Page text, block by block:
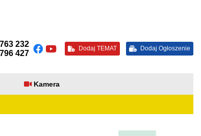
232
427
Dodaj TEMAT Dodaj Ogłoszenie
Kamera